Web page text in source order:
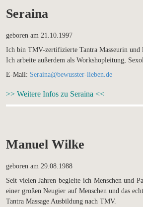
Seraina
geboren am 21.10.1997
Ich bin TMV-zertifizierte Tantra Masseurin und
Ich arbeite außerdem als Workshopleitung,
E-Mail: Seraina@bewusster-lieben.de
>> Weitere Infos zu Seraina <<
Manuel Wilke
geboren am 29.08.1988
Seit vielen Jahren begleite ich Menschen und
einer großen Neugier auf Menschen und das
Tantra Massage Ausbildung nach TMV.